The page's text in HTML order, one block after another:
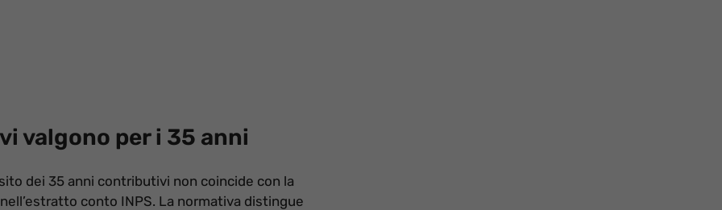
valgono per i 35 anni
dei 35 anni contributivi non coincide con la
conto INPS. La normativa distingue